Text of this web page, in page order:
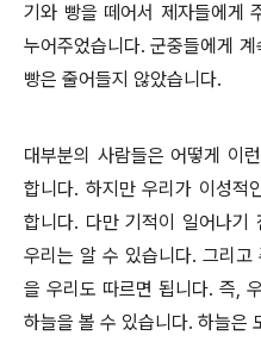
기와 빵을 떼어서 제자들에게
누어주었습니다. 군중들에게
빵은 줄어들지 않았습니다.
대부분의 사람들은 어떻게 이
합니다. 하지만 우리가 이성적
합니다. 다만 기적이 일어나기
우리는 알 수 있습니다. 그리고
을 우리도 따르면 됩니다. 즉,
하늘을 볼 수 있습니다. 하늘은